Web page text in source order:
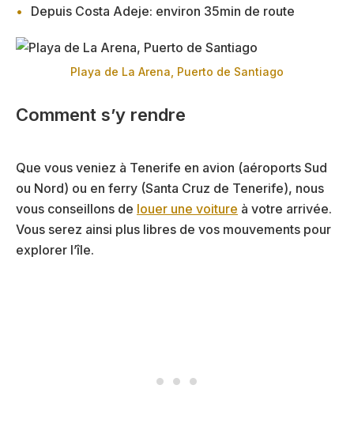
Depuis Costa Adeje: environ 35min de route
Playa de La Arena, Puerto de Santiago
Comment s’y rendre
Que vous veniez à Tenerife en avion (aéroports Sud
ou Nord) ou en ferry (Santa Cruz de Tenerife), nous
vous conseillons de louer une voiture à votre arrivée.
Vous serez ainsi plus libres de vos mouvements pour
explorer l’île.